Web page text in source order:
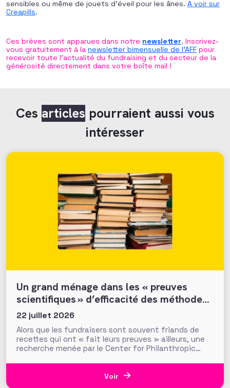
sensibles ou même de jouets d’éveil pour les ânes. A voir sur
Creapills.
Ces brèves sont apparues dans notre newsletter. Inscrivez-
vous gratuitement à la newsletter bimensuelle de l’AFF pour
recevoir toute l’actualité du fundraising et du secteur de la
générosité directement dans votre boîte mail !
Ces articles pourraient aussi vous
intéresser
Un grand ménage dans les « preuves
scientifiques » d’efficacité des méthodes
et tactiques de collecte…
22 juillet 2026
Alors que les fundraisers sont souvent friands de
recettes qui ont « fait leurs preuves » ailleurs, une
recherche menée par le Center for Philanthropic
question cruciale : la recherche académique sur la
générosité apporte-t-elle des preuves solides pour
Voir